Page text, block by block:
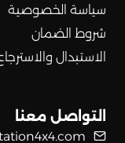
سياسة الخصوصية
شروط الضمان
الاستبدال
التواصل معنا